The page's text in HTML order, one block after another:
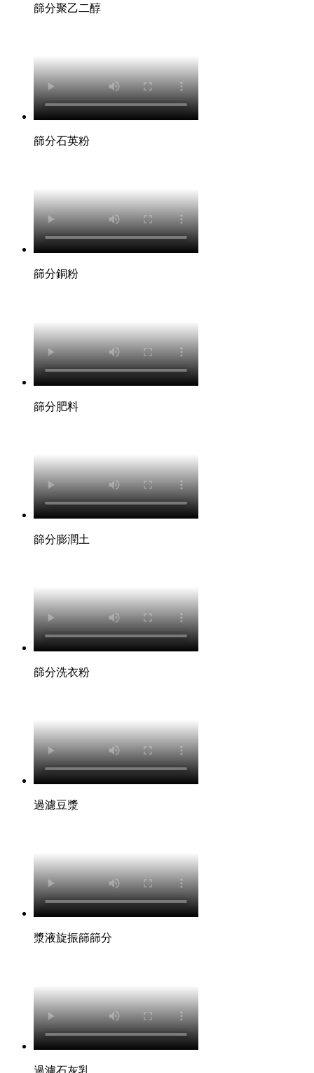
篩分聚乙二醇
篩分石英粉
篩分銅粉
篩分肥料
篩分膨潤土
篩分洗衣粉
過濾豆漿
漿液旋振篩篩分